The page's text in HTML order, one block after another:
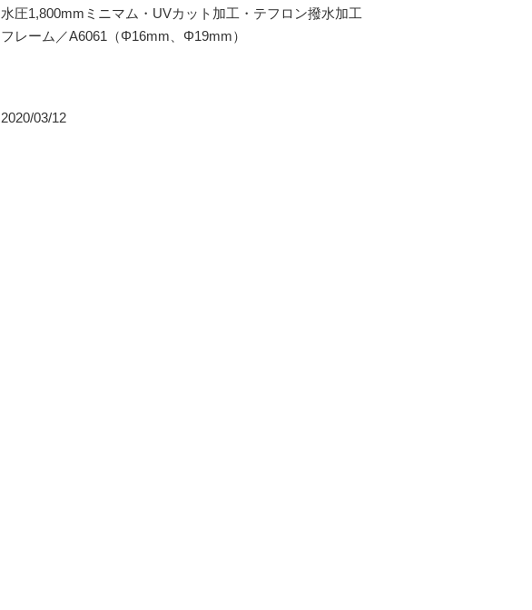
水圧1,800mmミニマム・UVカット加工・テフロン撥水加工
フレーム／A6061（Φ16mm、Φ19mm）
2020/03/12